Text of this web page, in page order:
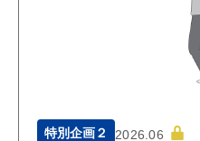
特別企画２ 2026.06